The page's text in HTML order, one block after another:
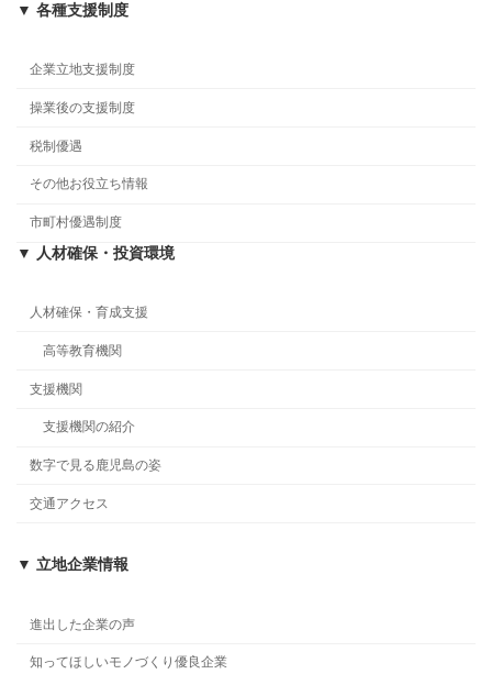
▼ 各種支援制度
企業立地支援制度
操業後の支援制度
税制優遇
その他お役立ち情報
市町村優遇制度
▼ 人材確保・投資環境
人材確保・育成支援
高等教育機関
支援機関
支援機関の紹介
数字で見る鹿児島の姿
交通アクセス
▼ 立地企業情報
進出した企業の声
知ってほしいモノづくり優良企業